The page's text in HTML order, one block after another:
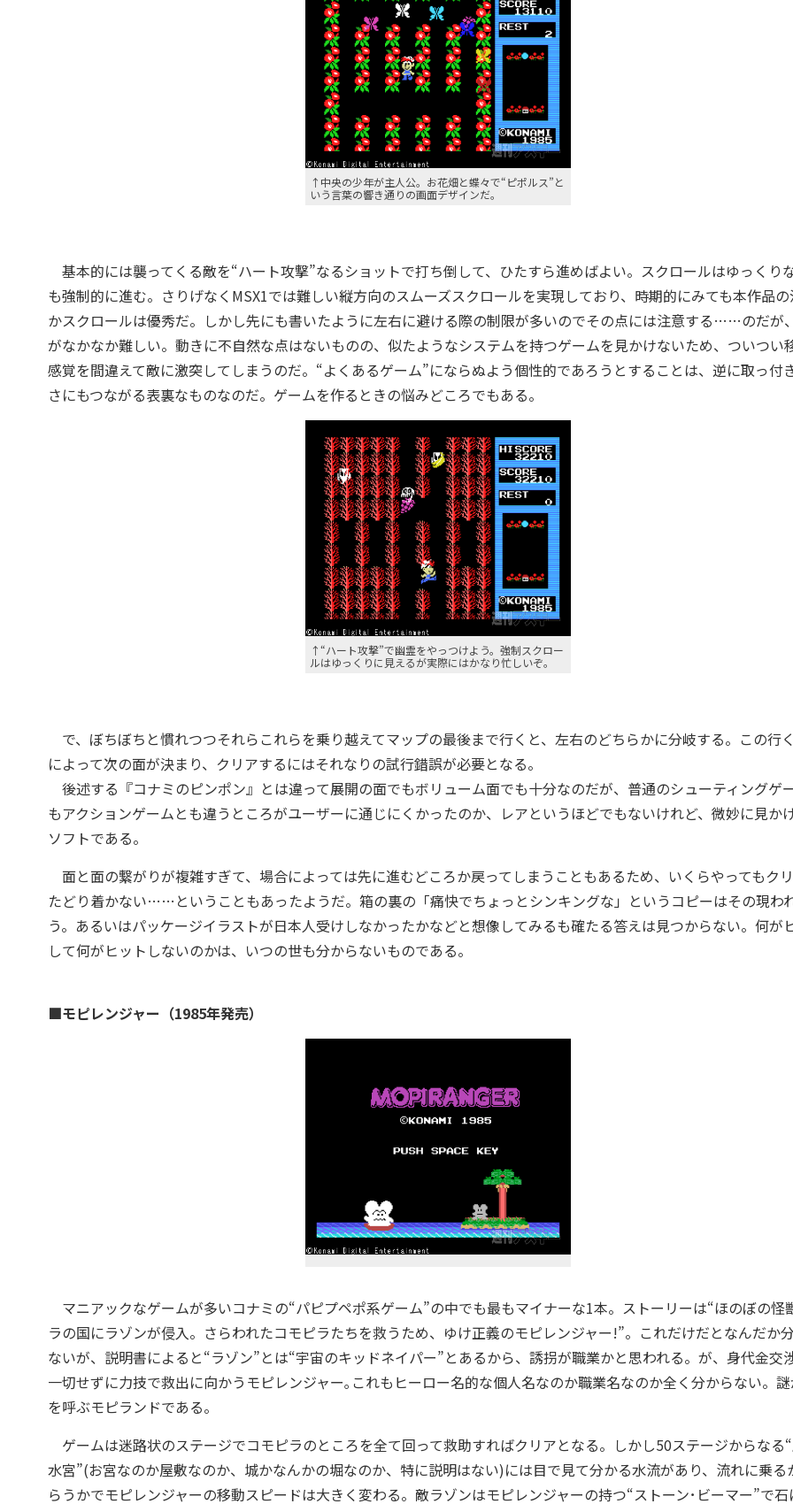
↑中央の少年が主人公。お花畑と蝶々で“ピポルス”と
いう言葉の響き通りの画面デザインだ。
基本的には襲ってくる敵を“ハート攻撃”なるショットで打ち倒して、ひたすら進めばよい。スクロールはゆっくり
も強制的に進む。さりげなくMSX1では難しい縦方向のスムーズスクロールを実現しており、時期的にみても本作品の
かスクロールは優秀だ。しかし先にも書いたように左右に避ける際の制限が多いのでその点には注意する……のだが
がなかなか難しい。動きに不自然な点はないものの、似たようなシステムを持つゲームを見かけないため、ついつい
感覚を間違えて敵に激突してしまうのだ。“よくあるゲーム”にならぬよう個性的であろうとすることは、逆に取っ付
さにもつながる表裏なものなのだ。ゲームを作るときの悩みどころでもある。
↑“ハート攻撃”で幽霊をやっつけよう。強制スクロー
ルはゆっくりに見えるが実際にはかなり忙しいぞ。
で、ぼちぼちと慣れつつそれらこれらを乗り越えてマップの最後まで行くと、左右のどちらかに分岐する。この行
によって次の面が決まり、クリアするにはそれなりの試行錯誤が必要となる。
後述する『コナミのピンポン』とは違って展開の面でもボリューム面でも十分なのだが、普通のシューティングゲ
もアクションゲームとも違うところがユーザーに通じにくかったのか、レアというほどでもないけれど、微妙に見か
ソフトである。
面と面の繋がりが複雑すぎて、場合によっては先に進むどころか戻ってしまうこともあるため、いくらやってもク
たどり着かない……ということもあったようだ。箱の裏の「痛快でちょっとシンキングな」というコピーはその現わ
う。あるいはパッケージイラストが日本人受けしなかったかなどと想像してみるも確たる答えは見つからない。何が
して何がヒットしないのかは、いつの世も分からないものである。
■モピレンジャー（1985年発売）
マニアックなゲームが多いコナミの“パピプペポ系ゲーム”の中でも最もマイナーな1本。ストーリーは“ほのぼの怪
ラの国にラゾンが侵入。さらわれたコモピラたちを救うため、ゆけ正義のモピレンジャー!”。これだけだとなんだか
ないが、説明書によると“ラゾン”とは“宇宙のキッドネイパー”とあるから、誘拐が職業かと思われる。が、身代金交
一切せずに力技で救出に向かうモピレンジャー｡これもヒーロー名的な個人名なのか職業名なのか全く分からない。
を呼ぶモピランドである。
ゲームは迷路状のステージでコモピラのところを全て回って救助すればクリアとなる。しかし50ステージからなる
水宮”(お宮なのか屋敷なのか、城かなんかの堀なのか、特に説明はない)には目で見て分かる水流があり、流れに乗る
らうかでモピレンジャーの移動スピードは大きく変わる。敵ラゾンはモピレンジャーの持つ“ストーン･ビーマー”で石